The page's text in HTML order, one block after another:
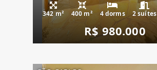
342 m² 400 m² 4 dorms 2 suítes
R$ 980.000